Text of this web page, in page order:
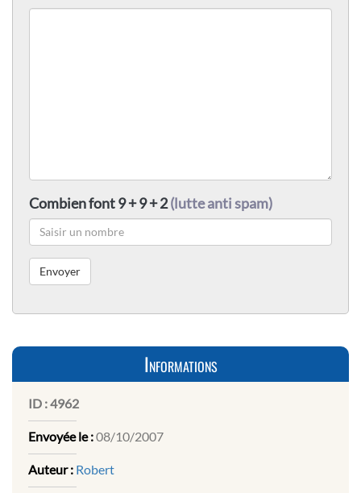
Combien font 9 + 9 + 2(lutte anti spam)
Informations
ID :4962
Envoyée le :08/10/2007
Auteur : Robert